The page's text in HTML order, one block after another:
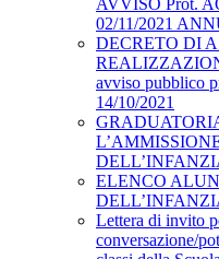
AVVISO Prot.
02/11/2021
DECRETO DI
avviso pubblico
14/10/2021
ELENCO
Lettera di invito
conversazione/